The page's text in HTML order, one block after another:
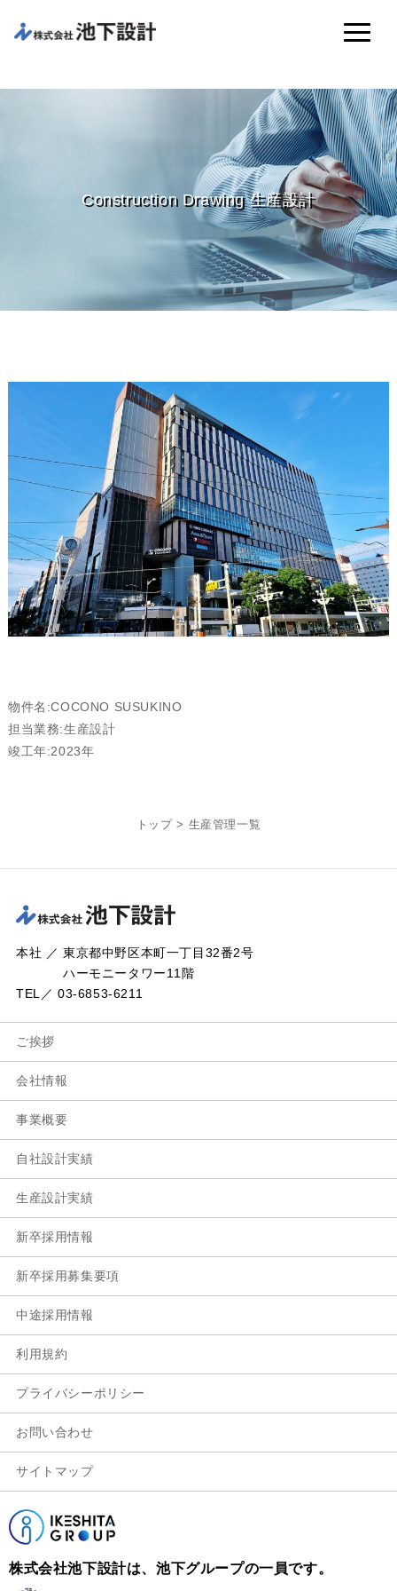
Construction Drawing 生産設計
物件名:COCONO SUSUKINO
担当業務:生産設計
竣工年:2023年
トップ > 生産管理一覧
本社 ／ 東京都中野区本町一丁目32番2号
ハーモニータワー11階
TEL／ 03-6853-6211
ご挨拶
会社情報
事業概要
自社設計実績
生産設計実績
新卒採用情報
新卒採用募集要項
中途採用情報
利用規約
プライバシーポリシー
お問い合わせ
サイトマップ
株式会社池下設計は、池下グループの一員です。